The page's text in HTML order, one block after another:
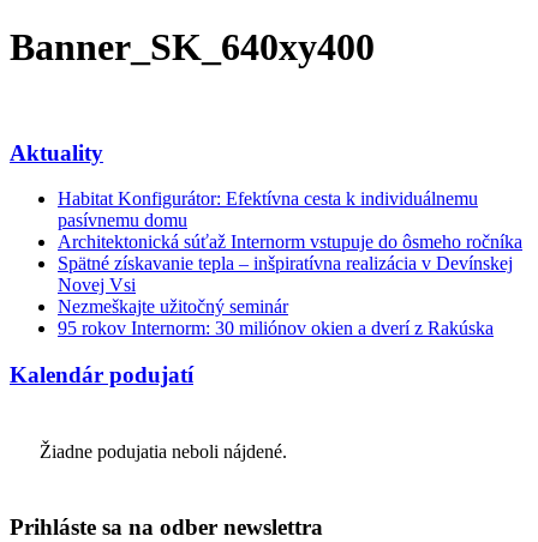
Banner_SK_640xy400
Aktuality
Habitat Konfigurátor: Efektívna cesta k individuálnemu
pasívnemu domu
Architektonická súťaž Internorm vstupuje do ôsmeho ročníka
Spätné získavanie tepla – inšpiratívna realizácia v Devínskej
Novej Vsi
Nezmeškajte užitočný seminár
95 rokov Internorm: 30 miliónov okien a dverí z Rakúska
Kalendár podujatí
Žiadne podujatia neboli nájdené.
Prihláste sa na odber newslettra